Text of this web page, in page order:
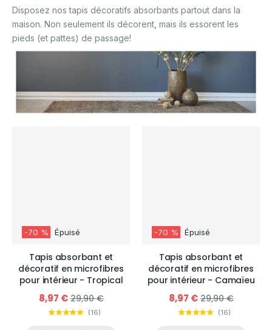
Disposez nos tapis décoratifs absorbants partout dans la
maison. Non seulement ils décorent, mais ils essorent les
pieds (et pattes) de passage!
-70 % Épuisé
Tapis absorbant et
décoratif en microfibres
pour intérieur - Tropical
8,97 € 29,90 €
(16)
-70 % Épuisé
Tapis absorbant et
décoratif en microfibres
pour intérieur - Camaïeu
8,97 € 29,90 €
(16)